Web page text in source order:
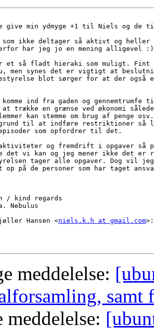
give min ydmyge +1 til Niels og de
som ikke deltager så aktivt og heller
har jeg jo en mening alligevel :)
så fladt hieraki som muligt. Fint
men synes det er vigtigt at
blot sørger for at der
ind fra gaden og gennemtrumfe
at trække en grænse ved økonomi
kan stemme om brug af penge
til at indføre restriktioner så
som opfordrer til det.
og fremdrift i opgaver så
det vi kan og jeg mener ikke det
tager alle opgaver. Dog vil
på de personer som har taget
/ kind regards
Nebulus
Hansen <niels.k.h at gmail.com>:
meddelelse:
samt
meddelelse: